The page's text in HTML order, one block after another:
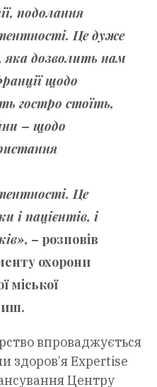
подолання
Це дуже
яка дозволить нам
щодо
гостро стоїть,
– щодо
Це
і пацієнтів, і
– розповів
охорони
міської
.
впроваджується
здоров’я Expertise
Центру